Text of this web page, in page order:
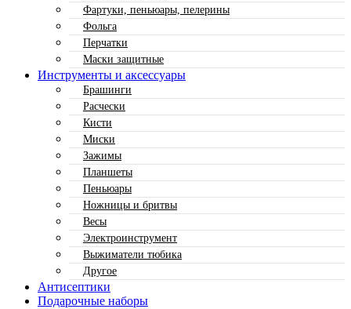
Фартуки, пеньюары, пелерины
Фольга
Перчатки
Маски защитные
Инструменты и аксессуары
Брашинги
Расчески
Кисти
Миски
Зажимы
Планшеты
Пеньюары
Ножницы и бритвы
Весы
Электроинструмент
Выжиматели тюбика
Другое
Антисептики
Подарочные наборы